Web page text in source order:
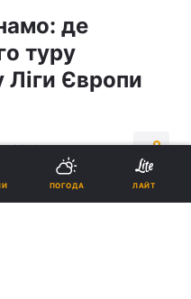
де
туру
Ліги Європи
12611
нас в Google
ПОГОДА ЛАЙТ